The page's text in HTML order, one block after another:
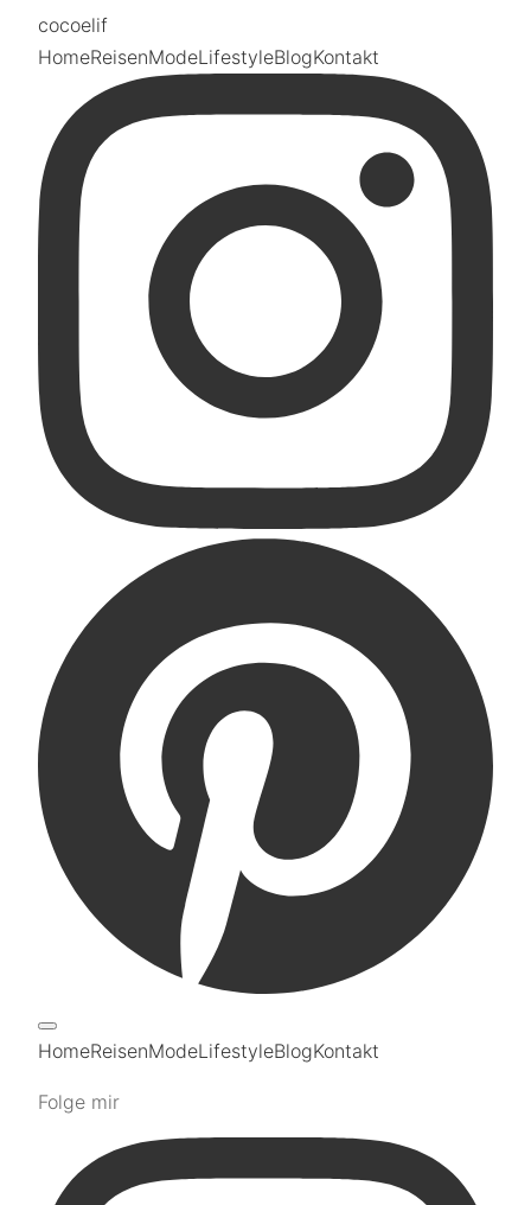
cocoelif
HomeReisenModeLifestyleBlogKontakt
HomeReisenModeLifestyleBlogKontakt
Folge mir